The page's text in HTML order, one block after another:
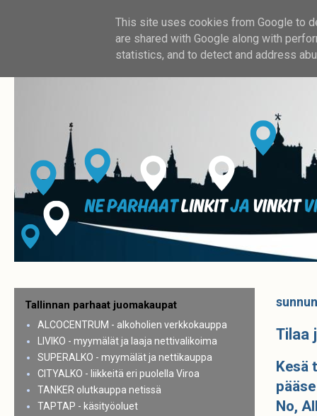
Tilaa
Kesä
No,
Tallinnan parhaat juomakaupat
ALCOCENTRUM - alkoholien verkkokauppa
LIVIKO - myymälät ja laaja nettivalikoima
SUPERALKO - myymälät ja nettikauppa
CITYALKO - liikkeitä eri puolella Viroa
TANKER olutkauppa netissä
TAPTAP - käsityöoluet
This site uses cookies from Google to
are shared with Google along with
statistics, and to detect and address